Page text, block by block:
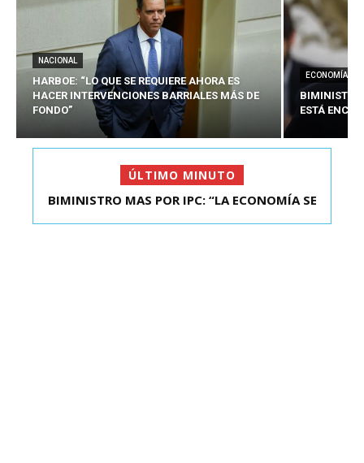
NACIONAL
HARBOE: “LO QUE SE REQUIERE AHORA ES
HACER INTERVENCIONES BARRIALES MÁS DE
FONDO”
ECONOMÍA
BIMINISTRO
ESTÁ
ÚLTIMO MINUTO
KAST SE REUNIÓ CON EL PRESIDENTE ELECTO DE
BIMINISTRO MAS POR IPC: “LA ECONOMÍA SE